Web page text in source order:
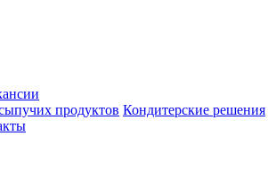
продуктов Кондитерские решения